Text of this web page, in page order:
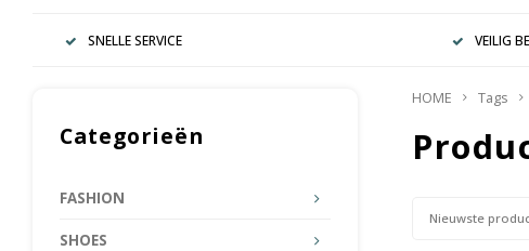
SNELLE SERVICE VEILIG
Categorieën
FASHION
SHOES
HOME Tags
Nieuwste